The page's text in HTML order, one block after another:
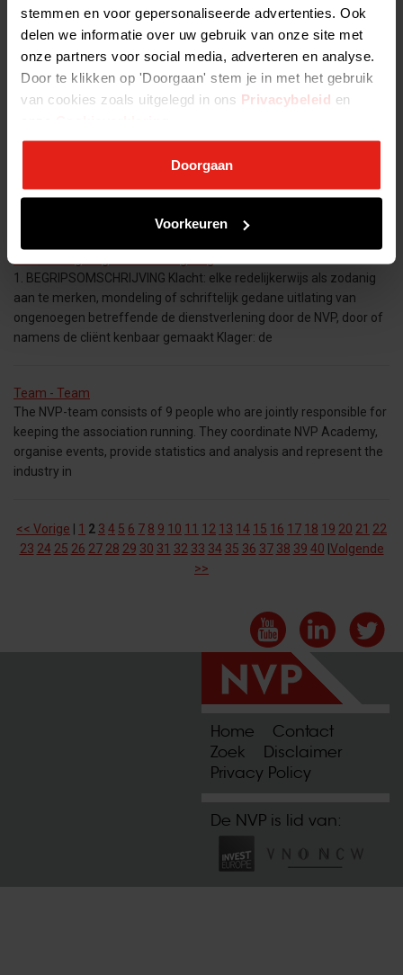
stemmen en voor gepersonaliseerde advertenties. Ook
delen we informatie over uw gebruik van onze site met
onze partners voor social media, adverteren en analyse.
Door te klikken op 'Doorgaan' stem je in met het gebruik
van cookies zoals uitgelegd in ons Privacybeleid en
Doorgaan
Voorkeuren
Interview Leonella Elizabeth - Interview Leonella Elizabeth
De NVP Academy heeft een uitgebreid aanbod aan trainingen:
Van de NVP Essentials tot Value Creation en van AML tot
Capital A Investment Partners,
Commissies - Commissies
Geen enkele vereniging kan draaien zonder de inzet van haar
de (geassocieerde) leden van de NVP brengen
1. BEGRIPSOMSCHRIJVING Klacht: elke redelijkerwijs als zodanig
aan te merken, mondeling of schriftelijk gedane uitlating van
ongenoegen betreffende de dienstverlening door de NVP, door of
namens de cliënt kenbaar gemaakt Klager: de
Team - Team
The NVP-team consists of 9 people who are jointly responsible for
keeping the association running. They coordinate NVP Academy,
organise events, provide statistics and analysis and represent the
industry in
<< Vorige 1 2 3 4 5 6 7 8 9 10 11 12 13 14 15 16 17 18 19 20 21 22
23 24 25 26 27 28 29 30 31 32 33 34 35 36 37 38 39 40 Volgende
>>
Home
Contact
Zoek
Disclaimer
Privacy Policy
De NVP is lid van: